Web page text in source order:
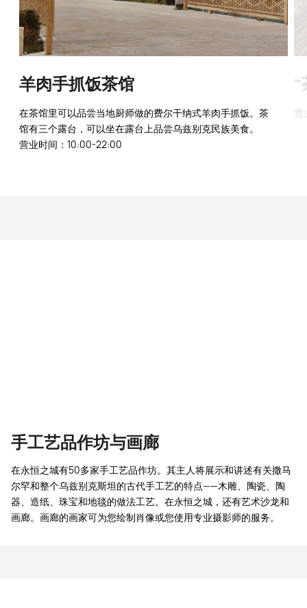
羊肉手抓饭茶馆
在茶馆里可以品尝当地厨师做的费尔干纳式羊肉手抓饭。茶
馆有三个露台，可以坐在露台上品尝乌兹别克民族美食。
营业时间：10:00-22:00
手工艺品作坊与画廊
在永恒之城有50多家手工艺品作坊。其主人将展示和讲述有关撒马
尔罕和整个乌兹别克斯坦的古代手工艺的特点——木雕、陶瓷、陶
器、造纸、珠宝和地毯的做法工艺。在永恒之城，还有艺术沙龙和
画廊。画廊的画家可为您绘制肖像或您使用专业摄影师的服务。